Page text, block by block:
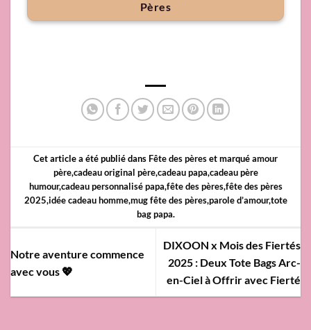
Pères
Cet article a été publié dans Fête des pèreset marquéamour
père,cadeau original père,cadeau papa,cadeau père
humour,cadeau personnalisé papa,fête des pères,fête des pères
2025,idée cadeau homme,mug fête des pères,parole d’amour,tote
bag papa.
Notre aventure commence
avec vous 💖
DIXOON x Mois des Fiertés
2025 : Deux Tote Bags Arc-
en-Ciel à Offrir avec Fierté